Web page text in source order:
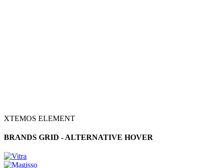
XTEMOS ELEMENT
BRANDS GRID - ALTERNATIVE HOVER